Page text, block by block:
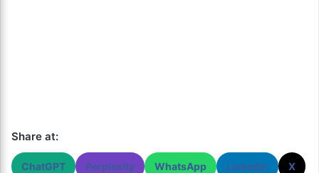
Share at:
ChatGPT Perplexity WhatsApp LinkedIn X